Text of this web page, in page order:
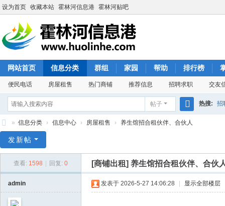
设为首页 收藏本站 霍林河信息港 霍林河贴吧
网站首页 信息分类 群组 家园 帮助 排行榜
便民电话 房屋租售 热门商铺 推荐信息 招聘求职 交友
帖子
搜
热搜: 招
林
» 信息分类 › 信息中心 › 房屋租售 › 养生馆招合租伙伴、合伙人
发新帖
查看: 1598 回复: 0 [商铺出租] 养生馆招合租伙伴、合伙
admin 发表于 2026-5-27 14:06:28 显示全部楼层